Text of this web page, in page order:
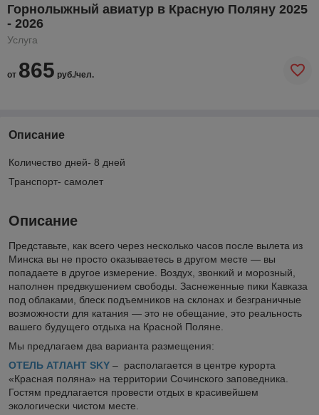
Горнолыжный авиатур в Красную Поляну 2025
- 2026
Услуга
от 865 руб./чел.
Описание
Количество дней- 8 дней
Транспорт- самолет
Описание
Представьте, как всего через несколько часов после вылета из
Минска вы не просто оказываетесь в другом месте — вы
попадаете в другое измерение. Воздух, звонкий и морозный,
наполнен предвкушением свободы. Заснеженные пики Кавказа
под облаками, блеск подъемников на склонах и безграничные
возможности для катания — это не обещание, это реальность
вашего будущего отдыха на Красной Поляне.
Мы предлагаем два варианта размещения:
ОТЕЛЬ АТЛАНТ SKY – располагается в центре курорта
«Красная поляна» на территории Сочинского заповедника.
Гостям предлагается провести отдых в красивейшем
экологически чистом месте.